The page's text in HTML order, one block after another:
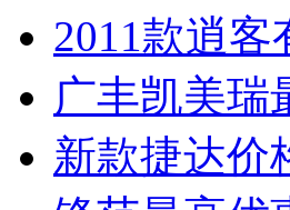
2011款逍
广丰凯美瑞
新款捷达价